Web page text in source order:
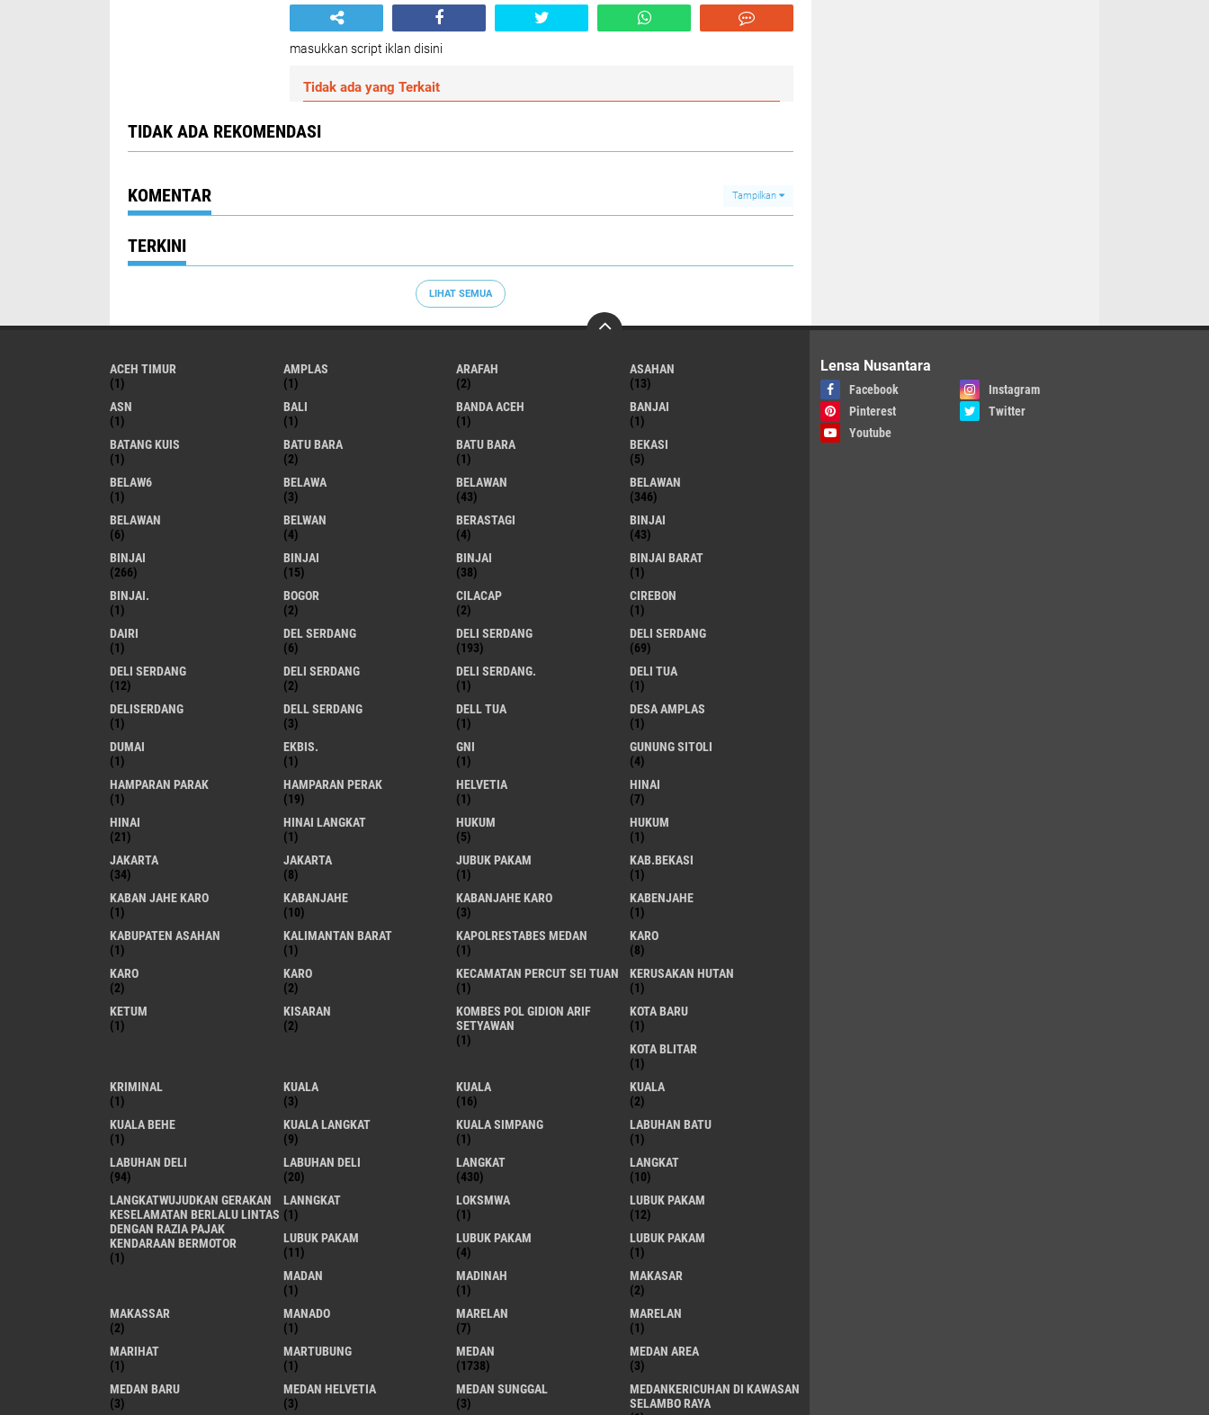
masukkan script iklan disini
Tidak ada yang Terkait
TIDAK ADA REKOMENDASI
KOMENTAR Tampilkan
TERKINI
LIHAT SEMUA
ACEH TIMUR
(1)
AMPLAS
(1)
ARAFAH
(2)
ASAHAN
(13)
ASN
(1)
BALI
(1)
BANDA ACEH
(1)
BANJAI
(1)
BATANG KUIS
(1)
BATU BARA
(2)
BATU BARA
(1)
BEKASI
(5)
BELAW6
(1)
BELAWA
(3)
BELAWAN
(43)
BELAWAN
(346)
BELAWAN
(6)
BELWAN
(4)
BERASTAGI
(4)
BINJAI
(43)
BINJAI
(266)
BINJAI
(15)
BINJAI
(38)
BINJAI BARAT
(1)
BINJAI.
(1)
BOGOR
(2)
CILACAP
(2)
CIREBON
(1)
DAIRI
(1)
DEL SERDANG
(6)
DELI SERDANG
(193)
DELI SERDANG
(69)
DELI SERDANG
(12)
DELI SERDANG
(2)
DELI SERDANG.
(1)
DELI TUA
(1)
DELISERDANG
(1)
DELL SERDANG
(3)
DELL TUA
(1)
DESA AMPLAS
(1)
DUMAI
(1)
EKBIS.
(1)
GNI
(1)
GUNUNG SITOLI
(4)
HAMPARAN PARAK
(1)
HAMPARAN PERAK
(19)
HELVETIA
(1)
HINAI
(7)
HINAI
(21)
HINAI LANGKAT
(1)
HUKUM
(5)
HUKUM
(1)
JAKARTA
(34)
JAKARTA
(8)
JUBUK PAKAM
(1)
KAB.BEKASI
(1)
KABAN JAHE KARO
(1)
KABANJAHE
(10)
KABANJAHE KARO
(3)
KABENJAHE
(1)
KABUPATEN ASAHAN
(1)
KALIMANTAN BARAT
(1)
KAPOLRESTABES MEDAN
(1)
KARO
(8)
KARO
(2)
KARO
(2)
KECAMATAN PERCUT SEI TUAN
(1)
KERUSAKAN HUTAN
(1)
KETUM
(1)
KISARAN
(2)
KOMBES POL GIDION ARIF
SETYAWAN
(1)
KOTA BARU
(1)
KOTA BLITAR
(1)
KRIMINAL
(1)
KUALA
(3)
KUALA
(16)
KUALA
(2)
KUALA BEHE
(1)
KUALA LANGKAT
(9)
KUALA SIMPANG
(1)
LABUHAN BATU
(1)
LABUHAN DELI
(94)
LABUHAN DELI
(20)
LANGKAT
(430)
LANGKAT
(10)
LANGKATWUJUDKAN GERAKAN
KESELAMATAN BERLALU LINTAS
DENGAN RAZIA PAJAK
KENDARAAN BERMOTOR
(1)
LANNGKAT
(1)
LOKSMWA
(1)
LUBUK PAKAM
(12)
LUBUK PAKAM
(11)
LUBUK PAKAM
(4)
LUBUK PAKAM
(1)
MADAN
(1)
MADINAH
(1)
MAKASAR
(2)
MAKASSAR
(2)
MANADO
(1)
MARELAN
(7)
MARELAN
(1)
MARIHAT
(1)
MARTUBUNG
(1)
MEDAN
(1738)
MEDAN AREA
(3)
MEDAN BARU
(3)
MEDAN HELVETIA
(3)
MEDAN SUNGGAL
(3)
MEDANKERICUHAN DI KAWASAN
SELAMBO RAYA
Lensa Nusantara
Facebook
Instagram
Pinterest
Twitter
Youtube